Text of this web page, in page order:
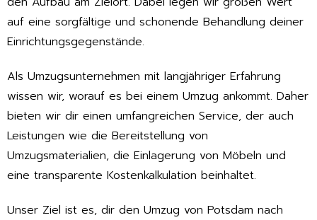
auf eine sorgfältige und schonende Behandlung deiner
Einrichtungsgegenstände.
Als Umzugsunternehmen mit langjähriger Erfahrung
wissen wir, worauf es bei einem Umzug ankommt. Daher
bieten wir dir einen umfangreichen Service, der auch
Leistungen wie die Bereitstellung von
Umzugsmaterialien, die Einlagerung von Möbeln und
eine transparente Kostenkalkulation beinhaltet.
Unser Ziel ist es, dir den Umzug von Potsdam nach